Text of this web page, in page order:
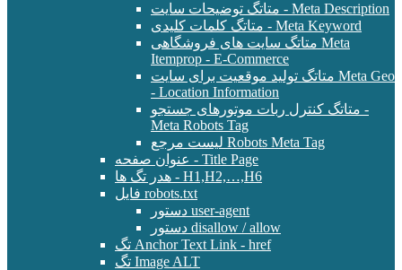
متاتگ توضیحات سایت - Meta Description
متاتگ کلمات کلیدی - Meta Keyword
متاتگ سایت های فروشگاهی Meta
Itemprop - E-Commerce
متاتگ تولید موقعیت برای سایت Meta Geo
- Location Information
متاتگ کنترل ربات موتورهای جستجو -
Meta Robots Tag
لیست مرجع Robots Meta Tag
عنوان صفحه - Title Page
هدر تگ ها - H1,H2,…,H6
فایل robots.txt
دستور user-agent
دستور disallow / allow
تگ Anchor Text Link - href
تگ Image ALT